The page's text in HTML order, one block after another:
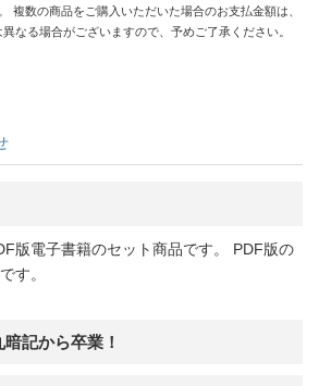
複数の商品をご購入いただいた場合のお支払金額は、
なる場合がございますので、予めご了承ください。
版電子書籍のセット商品です。 PDF版の
す。
記から卒業！